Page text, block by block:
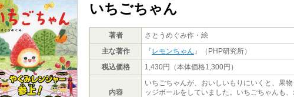
いちごちゃん
著者
さとうめぐみ作・絵
主な著作
『レモンちゃん 』（PHP研究所）
税込価格
1,430円（本体価格1,300円）
内容
いちごちゃんが、おいしいもりにいくと、果
ッジボールをしていました。いちごちゃんも